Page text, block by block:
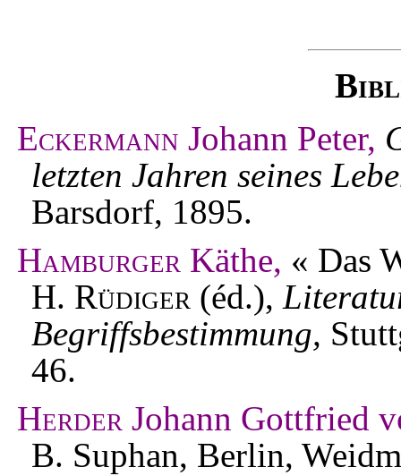
Eckermann Johann Peter,
letzten Jahren seines
Barsdorf, 1895.
Hamburger Käthe, « Das
H. Rüdiger (éd.),
Begriffsbestimmung,
46.
Herder Johann Gottfried
B. Suphan, Berlin,